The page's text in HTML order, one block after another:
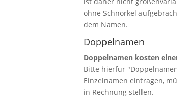
ohne Schnörkel
dem Namen.
Doppelnamen
Doppelnamen kosten
Bitte hierfür
Einzelnamen eintragen,
in Rechnung stellen.